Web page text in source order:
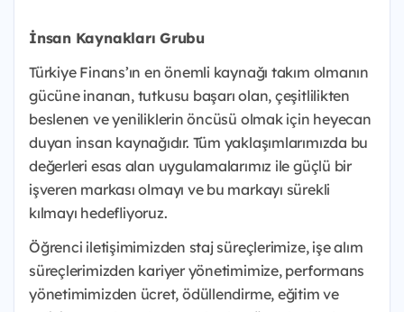
İnsan Kaynakları Grubu
Türkiye Finans’ın en önemli kaynağı takım olmanın
gücüne inanan, tutkusu başarı olan, çeşitlilikten
beslenen ve yeniliklerin öncüsü olmak için heyecan
duyan insan kaynağıdır. Tüm yaklaşımlarımızda bu
değerleri esas alan uygulamalarımız ile güçlü bir
işveren markası olmayı ve bu markayı sürekli
kılmayı hedefliyoruz.
Öğrenci iletişimimizden staj süreçlerimize, işe alım
süreçlerimizden kariyer yönetimimize, performans
yönetimimizden ücret, ödüllendirme, eğitim ve